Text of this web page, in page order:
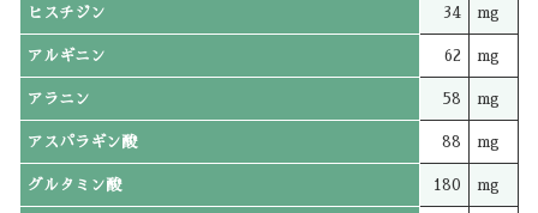
ヒスチジン 34 mg
アルギニン 62 mg
アラニン 58 mg
アスパラギン酸 88 mg
グルタミン酸 180 mg